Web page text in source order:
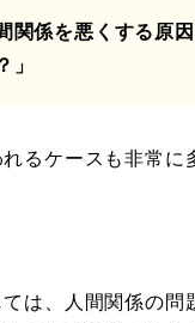
関係を悪くする原
」
るケースも非常に
は、人間関係の問